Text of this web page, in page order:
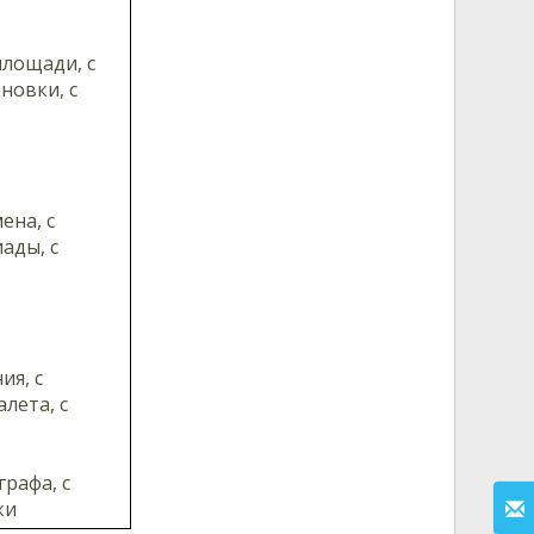
с
с
с
с
с
с
с